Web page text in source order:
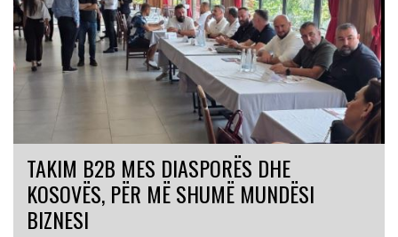
TAKIM B2B MES DIASPORËS DHE
KOSOVËS, PËR MË SHUMË MUNDËSI
BIZNESI